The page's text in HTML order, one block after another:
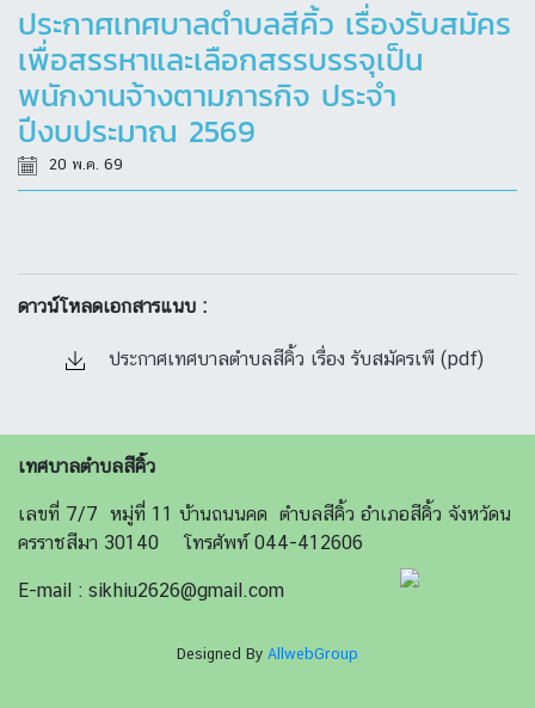
ประกาศเทศบาลตำบลสีคิ้ว เรื่องรับสมัคร
เพื่อสรรหาและเลือกสรรบรรจุเป็น
พนักงานจ้างตามภารกิจ ประจำ
ปีงบประมาณ 2569
20 พ.ค. 69
ดาวน์โหลดเอกสารแนบ :
ประกาศเทศบาลตำบลสีคิ้ว เรื่อง รับสมัครเพื (pdf)
เทศบาลตำบลสีคิ้ว
เลขที่ 7/7 หมู่ที่ 11 บ้านถนนคด ตำบลสีคิ้ว อำเภอสีคิ้ว จังหวัดน
ครราชสีมา 30140 โทรศัพท์ 044-412606
E-mail : sikhiu2626@gmail.com
Designed By AllwebGroup